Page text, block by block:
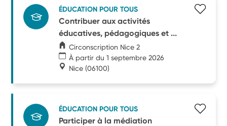
ÉDUCATION POUR TOUS
Contribuer aux activités
éducatives, pédagogiques et ...
Circonscription Nice 2
À partir du 1 septembre 2026
Nice (06100)
ÉDUCATION POUR TOUS
Participer à la médiation